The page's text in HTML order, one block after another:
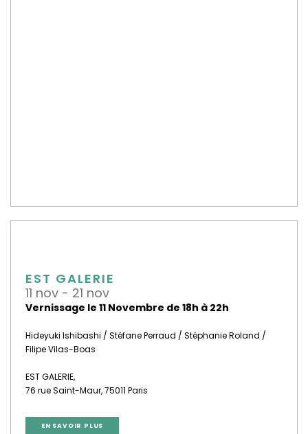
EST GALERIE
11 nov - 21 nov
Vernissage le 11 Novembre de 18h à 22h
Hideyuki Ishibashi / Stéfane Perraud / Stéphanie Roland /
Filipe Vilas-Boas
EST GALERIE,
76 rue Saint-Maur, 75011 Paris
EN SAVOIR PLUS